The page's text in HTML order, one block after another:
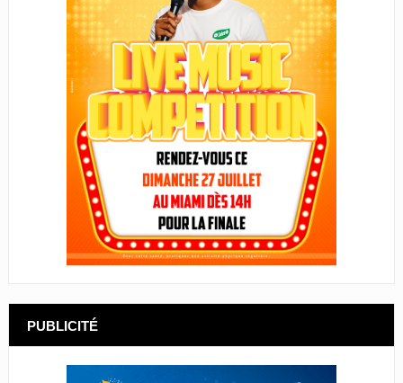
PUBLICITÉ